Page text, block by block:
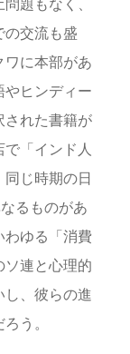
の交流も盛
ワに本部があ
やヒンディー
された書籍が
「インド人
じ時期の日
るものがあ
わゆる「消費
ソ連と心理的
し、彼らの進
う。